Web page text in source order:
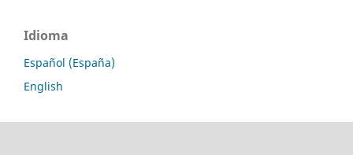
Idioma
Español (España)
English